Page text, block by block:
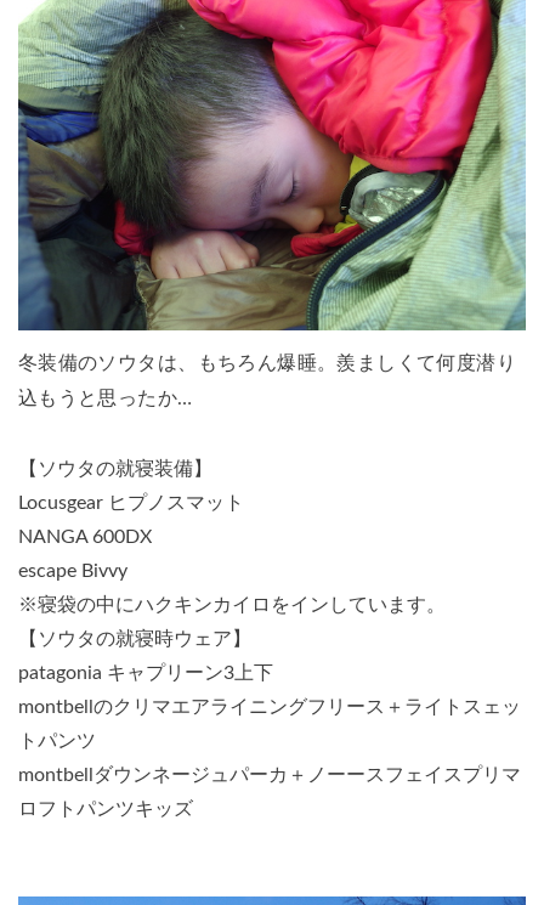
冬装備のソウタは、もちろん爆睡。羨ましくて何度潜り
込もうと思ったか…
【ソウタの就寝装備】
Locusgear ヒプノスマット
NANGA 600DX
escape Bivvy
※寝袋の中にハクキンカイロをインしています。
【ソウタの就寝時ウェア】
patagonia キャプリーン3上下
montbellのクリマエアライニングフリース＋ライトスェッ
トパンツ
montbellダウンネージュパーカ＋ノーースフェイスプリマ
ロフトパンツキッズ